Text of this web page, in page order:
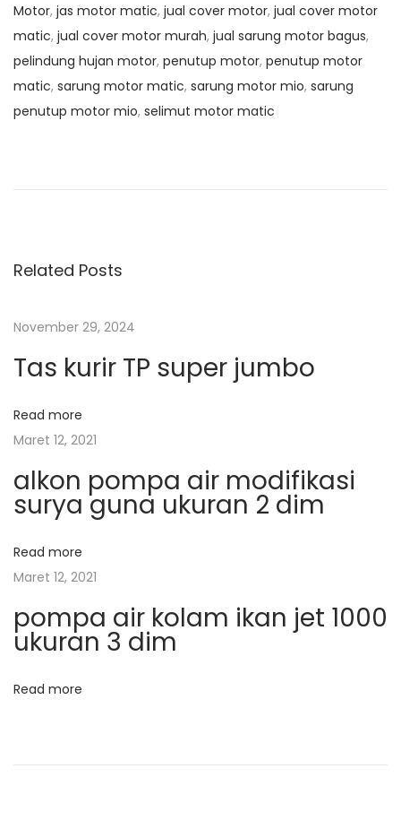
Motor, jas motor matic, jual cover motor, jual cover motor
matic, jual cover motor murah, jual sarung motor bagus,
pelindung hujan motor, penutup motor, penutup motor
matic, sarung motor matic, sarung motor mio, sarung
penutup motor mio, selimut motor matic
i
g
a
s
i
o
s
o
p
o
t
:
P
u
t
i
s
r
i
S
e
r
b
g
Related Posts
November 29, 2024
Tas kurir TP super jumbo
Read more
Maret 12, 2021
alkon pompa air modifikasi
surya guna ukuran 2 dim
Read more
Maret 12, 2021
pompa air kolam ikan jet 1000
ukuran 3 dim
Read more